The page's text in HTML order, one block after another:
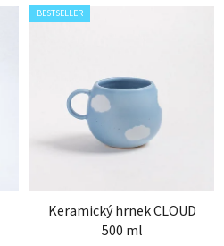
BESTSELLER
Keramický hrnek CLOUD
500 ml